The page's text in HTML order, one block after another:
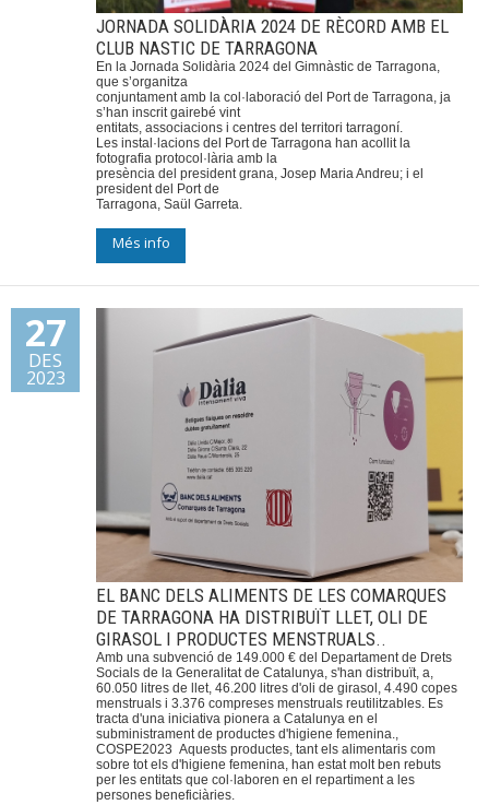
JORNADA SOLIDÀRIA 2024 DE RÈCORD AMB EL
CLUB NASTIC DE TARRAGONA
En la Jornada Solidària 2024 del Gimnàstic de Tarragona,
que s’organitza
conjuntament amb la col·laboració del Port de Tarragona, ja
s’han inscrit gairebé vint
entitats, associacions i centres del territori tarragoní.
Les instal·lacions del Port de Tarragona han acollit la
fotografia protocol·lària amb la
presència del president grana, Josep Maria Andreu; i el
president del Port de
Tarragona, Saül Garreta.
Més info
27
DES
2023
EL BANC DELS ALIMENTS DE LES COMARQUES
DE TARRAGONA HA DISTRIBUÏT LLET, OLI DE
GIRASOL I PRODUCTES MENSTRUALS..
Amb una subvenció de 149.000 € del Departament de Drets
Socials de la Generalitat de Catalunya, s'han distribuït, a,
60.050 litres de llet, 46.200 litres d'oli de girasol, 4.490 copes
menstruals i 3.376 compreses menstruals reutilitzables. Es
tracta d'una iniciativa pionera a Catalunya en el
subministrament de productes d'higiene femenina.,
COSPE2023 Aquests productes, tant els alimentaris com
sobre tot els d'higiene femenina, han estat molt ben rebuts
per les entitats que col·laboren en el repartiment a les
persones beneficiàries.